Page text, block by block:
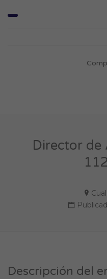
Director de
Descripción del